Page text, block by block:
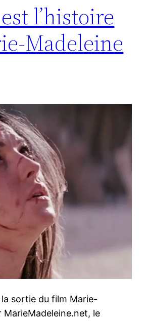
l’histoire
Madeleine
la sortie du film Marie-
MarieMadeleine.net, le